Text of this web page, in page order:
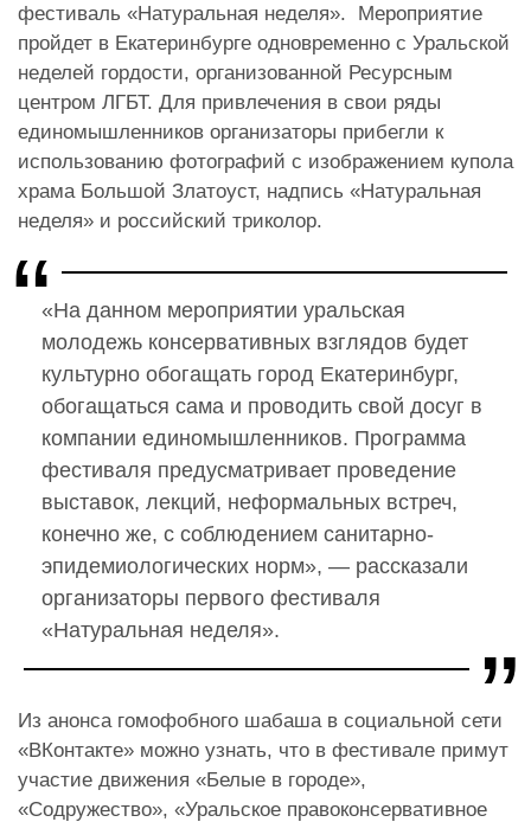
фестиваль «Натуральная неделя». Мероприятие
пройдет в Екатеринбурге одновременно с Уральской
неделей гордости, организованной Ресурсным
центром ЛГБТ. Для привлечения в свои ряды
единомышленников организаторы прибегли к
использованию фотографий с изображением купола
храма Большой Златоуст, надпись «Натуральная
неделя» и российский триколор.
«На данном мероприятии уральская
молодежь консервативных взглядов будет
культурно обогащать город Екатеринбург,
обогащаться сама и проводить свой досуг в
компании единомышленников. Программа
фестиваля предусматривает проведение
выставок, лекций, неформальных встреч,
конечно же, с соблюдением санитарно-
эпидемиологических норм», — рассказали
организаторы первого фестиваля
«Натуральная неделя».
Из анонса гомофобного шабаша в социальной сети
«ВКонтакте» можно узнать, что в фестивале примут
участие движения «Белые в городе»,
«Содружество», «Уральское правоконсервативное